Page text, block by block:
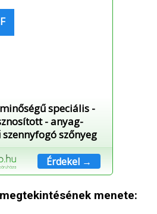
speciális -
- anyag-
szennyfogó szőnyeg
Érdekel →
menete: